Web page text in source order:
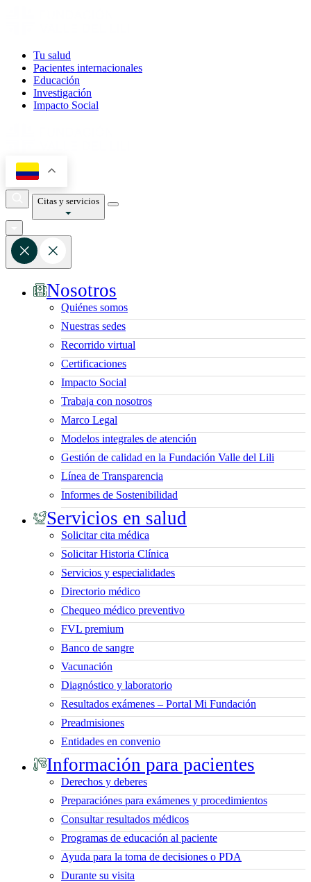
Tu salud
Pacientes internacionales
Educación
Investigación
Impacto Social
Citas y servicios
Nosotros
Quiénes somos
Nuestras sedes
Recorrido virtual
Certificaciones
Impacto Social
Trabaja con nosotros
Marco Legal
Modelos integrales de atención
Gestión de calidad en la Fundación Valle del Lili
Línea de Transparencia
Informes de Sostenibilidad
Servicios en salud
Solicitar cita médica
Solicitar Historia Clínica
Servicios y especialidades
Directorio médico
Chequeo médico preventivo
FVL premium
Banco de sangre
Vacunación
Diagnóstico y laboratorio
Resultados exámenes – Portal Mi Fundación
Preadmisiones
Entidades en convenio
Información para pacientes
Derechos y deberes
Preparaciónes para exámenes y procedimientos
Consultar resultados médicos
Programas de educación al paciente
Ayuda para la toma de decisiones o PDA
Durante su visita